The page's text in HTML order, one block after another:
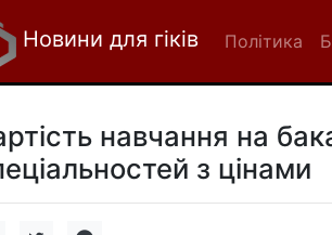
Новини для гіків Політика
навчання на
з цінами